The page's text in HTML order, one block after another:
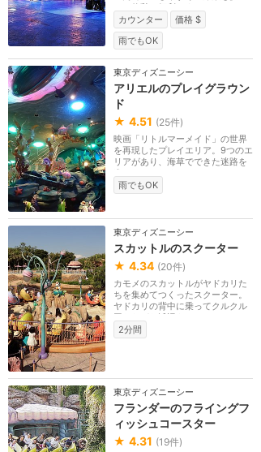
ので休憩に便利です。
カウンター
価格 $
雨でもOK
東京ディズニーシー
アリエルのプレイグラウン
ド
★ 4.51 (25件)
映画「リトルマーメイド」の世界
を再現したプレイエリア。9つのエ
リアがあり、海草でできた迷路を
進んだり、たくさ...
雨でもOK
東京ディズニーシー
スカットルのスクーター
★ 4.34 (20件)
カモメのスカットルがヤドカリた
ちを集めてつくったスクーター。
ヤドカリの背中に乗ってクルクル
回りながら浜辺を...
2分間
東京ディズニーシー
フランダーのフライングフ
ィッシュコースター
★ 4.31 (19件)